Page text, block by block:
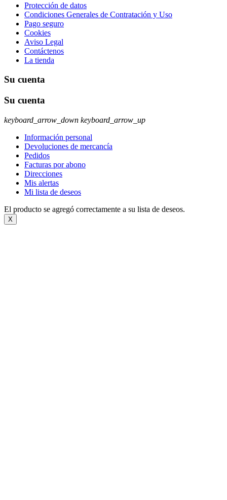
Protección de datos
Condiciones Generales de Contratación y Uso
Pago seguro
Cookies
Aviso Legal
Contáctenos
La tienda
Su cuenta
Su cuenta
keyboard_arrow_down keyboard_arrow_up
Información personal
Devoluciones de mercancía
Pedidos
Facturas por abono
Direcciones
Mis alertas
Mi lista de deseos
El producto se agregó correctamente a su lista de deseos.
X